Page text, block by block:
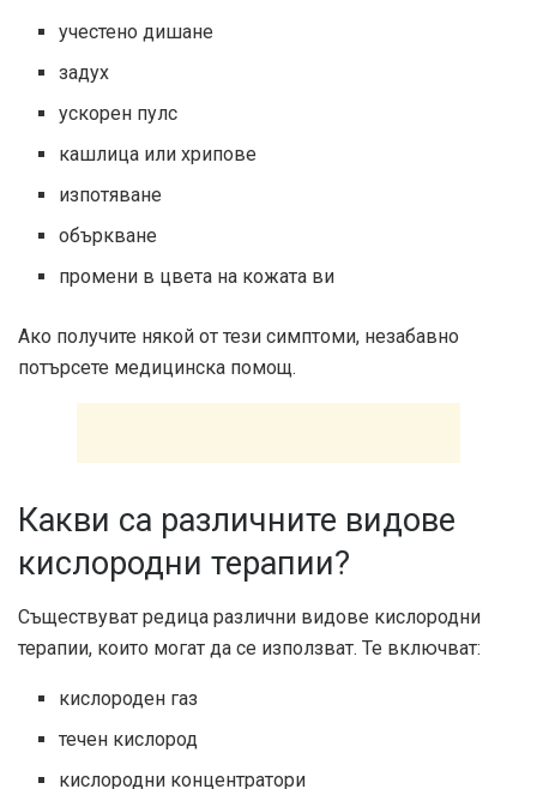
учестено дишане
задух
ускорен пулс
кашлица или хрипове
изпотяване
объркване
промени в цвета на кожата ви
Ако получите някой от тези симптоми, незабавно
потърсете медицинска помощ.
Какви са различните видове
кислородни терапии?
Съществуват редица различни видове кислородни
терапии, които могат да се използват. Те включват:
кислороден газ
течен кислород
кислородни концентратори